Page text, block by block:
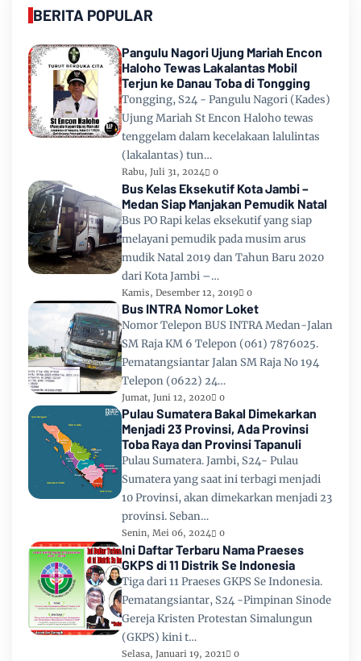
BERITA POPULAR
Pangulu Nagori Ujung Mariah Encon
Haloho Tewas Lakalantas Mobil
Terjun ke Danau Toba di Tongging
Tongging, S24 - Pangulu Nagori (Kades)
Ujung Mariah St Encon Haloho tewas
tenggelam dalam kecelakaan lalulintas
(lakalantas) tun…
Rabu, Juli 31, 2024 0
Bus Kelas Eksekutif Kota Jambi –
Medan Siap Manjakan Pemudik Natal
Bus PO Rapi kelas eksekutif yang siap
melayani pemudik pada musim arus
mudik Natal 2019 dan Tahun Baru 2020
dari Kota Jambi –…
Kamis, Desember 12, 2019 0
Bus INTRA Nomor Loket
Nomor Telepon BUS INTRA Medan-Jalan
SM Raja KM 6 Telepon (061) 7876025.
Pematangsiantar Jalan SM Raja No 194
Telepon (0622) 24…
Jumat, Juni 12, 2020 0
Pulau Sumatera Bakal Dimekarkan
Menjadi 23 Provinsi, Ada Provinsi
Toba Raya dan Provinsi Tapanuli
Pulau Sumatera. Jambi, S24- Pulau
Sumatera yang saat ini terbagi menjadi
10 Provinsi, akan dimekarkan menjadi 23
provinsi. Seban…
Senin, Mei 06, 2024 0
Ini Daftar Terbaru Nama Praeses
GKPS di 11 Distrik Se Indonesia
Tiga dari 11 Praeses GKPS Se Indonesia.
Pematangsiantar, S24 -Pimpinan Sinode
Gereja Kristen Protestan Simalungun
(GKPS) kini t…
Selasa, Januari 19, 2021 0